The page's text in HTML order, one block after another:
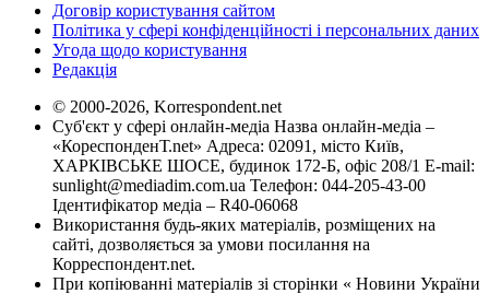
Договір користування сайтом
Політика у сфері конфіденційності і персональних даних
Угода щодо користування
Редакція
© 2000-2026, Korrespondent.net
Суб'єкт у сфері онлайн-медіа Назва онлайн-медіа –
«КореспонденТ.net» Адреса: 02091, місто Київ,
ХАРКІВСЬКЕ ШОСЕ, будинок 172-Б, офіс 208/1 E-mail:
sunlight@mediadim.com.ua Телефон: 044-205-43-00
Ідентифікатор медіа – R40-06068
Використання будь-яких матеріалів, розміщених на
сайті, дозволяється за умови посилання на
Корреспондент.net.
При копіюванні матеріалів зі сторінки « Новини України